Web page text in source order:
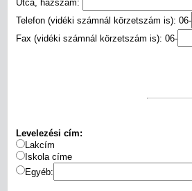
Utca, házszám:
Telefon (vidéki számnál körzetszám is): 06-
Fax (vidéki számnál körzetszám is): 06-
Levelezési cím:
Lakcím
Iskola címe
Egyéb: